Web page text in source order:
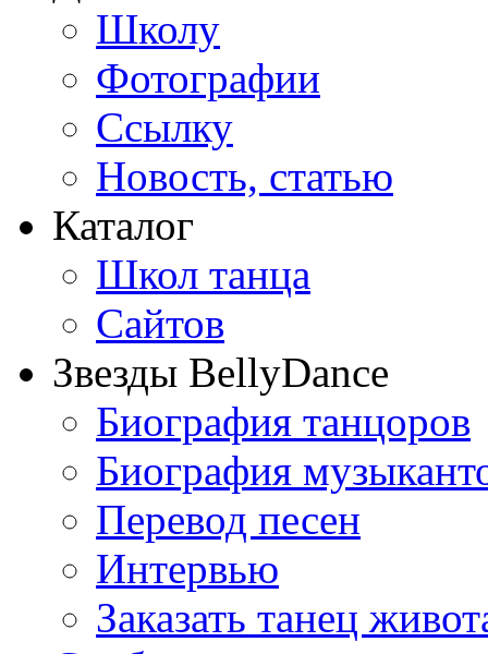
Школу
Фотографии
Ссылку
Новость, статью
Каталог
Школ танца
Сайтов
Звезды BellyDance
Биография танцоров
Биография
Перевод песен
Интервью
Заказать танец